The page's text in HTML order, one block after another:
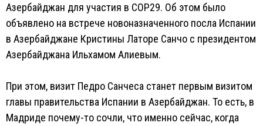
Азербайджан для участия в COP29. Об этом было
объявлено на встрече новоназначенного посла Испании
в Азербайджане Кристины Латоре Санчо с президентом
Азербайджана Ильхамом Алиевым.
При этом, визит Педро Санчеса станет первым визитом
главы правительства Испании в Азербайджан. То есть, в
Мадриде почему-то сочли, что именно сейчас, когда